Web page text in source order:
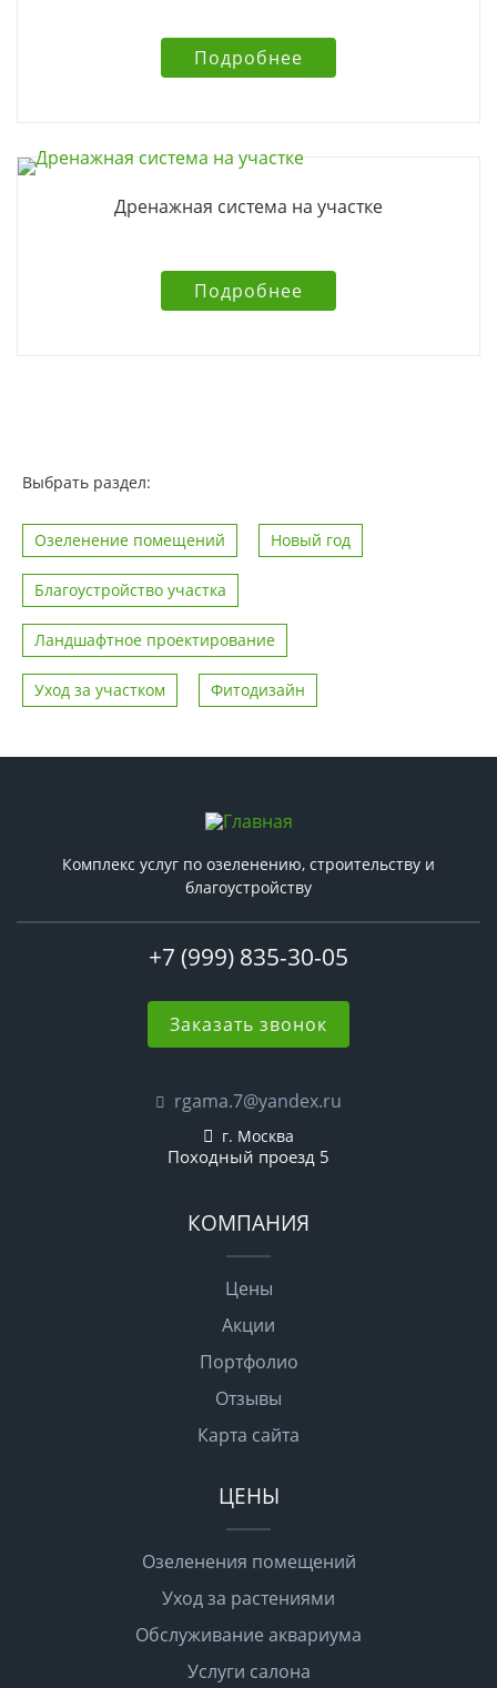
Подробнее
Дренажная система на участке
Подробнее
Выбрать раздел:
Озеленение помещений Новый год
Благоустройство участка
Ландшафтное проектирование
Уход за участком Фитодизайн
Комплекс услуг по озеленению, строительству и
благоустройству
+7 (999) 835-30-05
Заказать звонок
rgama.7@yandex.ru
г. Москва
Походный проезд 5
КОМПАНИЯ
Цены
Акции
Портфолио
Отзывы
Карта сайта
ЦЕНЫ
Озеленения помещений
Уход за растениями
Обслуживание аквариума
Услуги салона